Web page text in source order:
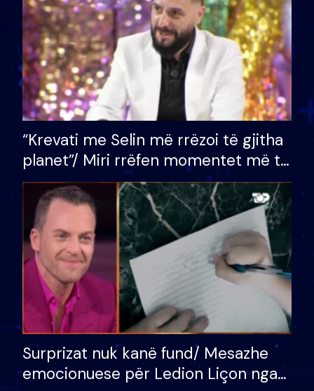
“Krevati me Selin më rrëzoi të gjitha
planet”/ Miri rrëfen momentet më të
bukura në shtëpinë e BB VIP: Do më
mungojë zilja e mëngjesit kur…
Surprizat nuk kanë fund/ Mesazhe
emocionuese për Ledion Liçon nga